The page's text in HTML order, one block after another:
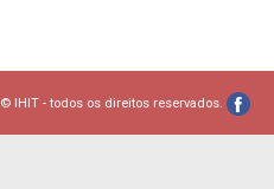
© IHIT - todos os direitos reservados.